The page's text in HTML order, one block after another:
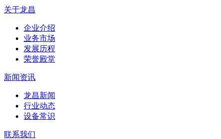
关于龙昌
企业介绍
业务市场
发展历程
荣誉殿堂
新闻资讯
龙昌新闻
行业动态
设备常识
联系我们